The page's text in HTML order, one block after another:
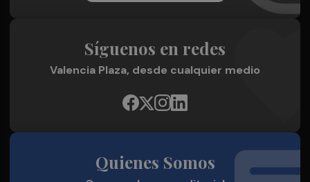
Síguenos en redes
Valencia Plaza, desde cualquier medio
Quienes Somos